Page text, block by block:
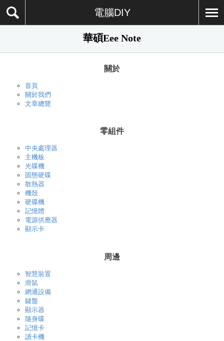
電腦DIY
華碩Eee Note
關於
首頁
關於我們
文章總覽
零組件
中央處理器
主機板
光碟機
固態硬碟
散熱器
機殼
硬碟機
記憶體
電源供應器
顯示卡
周邊
智慧裝置
滑鼠
網通設備
鍵盤
顯示器
隨身碟
記憶卡
讀卡機